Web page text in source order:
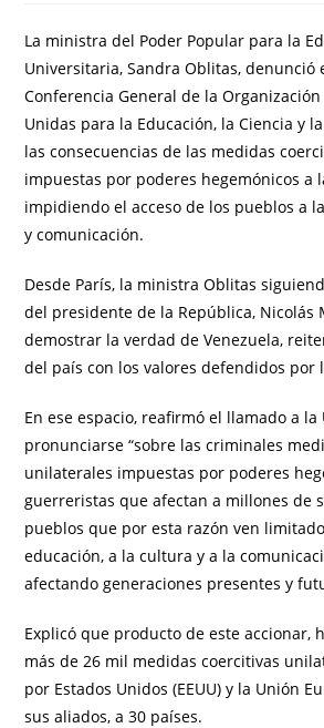
La ministra del Poder Popular para la
Universitaria, Sandra Oblitas, denunció
Conferencia General de la
Unidas para la Educación, la Ciencia y
las consecuencias de las medidas
impuestas por poderes hegemónicos a
impidiendo el acceso de los pueblos a
y comunicación.
Desde París, la ministra Oblitas
del presidente de la República, Nicolás
demostrar la verdad de Venezuela,
del país con los valores defendidos por
En ese espacio, reafirmó el llamado a la
pronunciarse “sobre las criminales
unilaterales impuestas por poderes
guerreristas que afectan a millones de
pueblos que por esta razón ven
educación, a la cultura y a la
afectando generaciones presentes y
Explicó que producto de este accionar,
más de 26 mil medidas coercitivas
por Estados Unidos (EEUU) y la Unión
sus aliados, a 30 países.